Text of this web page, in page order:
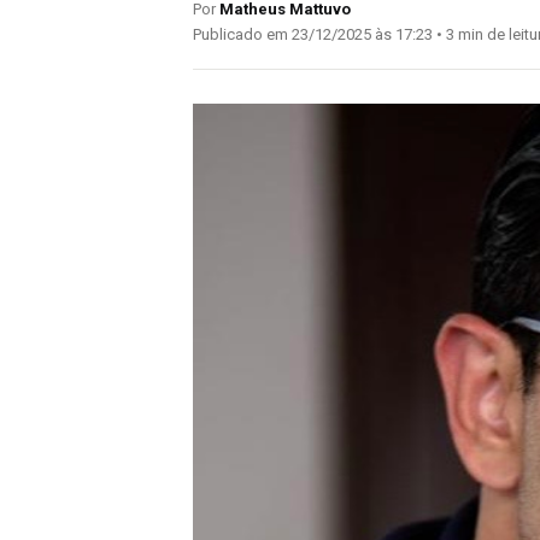
Por Matheus Mattuvo
Publicado em 23/12/2025 às 17:23 • 3 min de